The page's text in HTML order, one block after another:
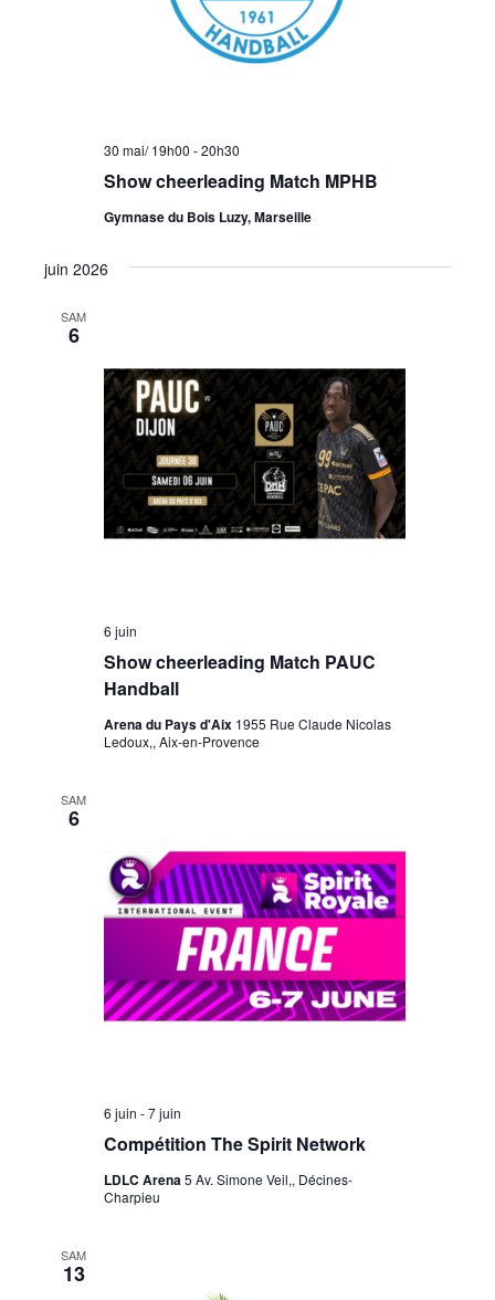
Show cheerleading Match MPHB
30 mai/ 19h00 -20h30
Gymnase du Bois Luzy, Marseille
juin 2026
SAM
6
Show cheerleading Match PAUC
Handball
6 juin
Arena du Pays d'Aix 1955 Rue Claude Nicolas
Ledoux,, Aix-en-Provence
SAM
6
Compétition The Spirit Network
6 juin -7 juin
LDLC Arena5 Av. Simone Veil,, Décines-
Charpieu
SAM
13